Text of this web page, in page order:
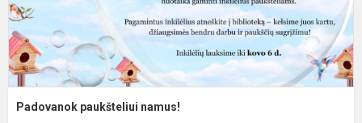
Padovanok paukšteliui namus!